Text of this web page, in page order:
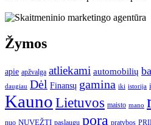
Žymos
apie apžvalga atliekami automobilių
daugiau Dėl Finansų gamina iki istorija
KaunoLietuvos maisto mano
nuo NUVEŽTI paslaugų pora pratybos